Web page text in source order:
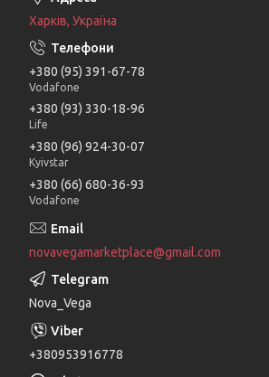
Харків, Україна
+380 (95) 391-67-78
Vodafone
+380 (93) 330-18-96
Life
+380 (96) 924-30-07
Kyivstar
+380 (66) 680-36-93
Vodafone
novavegamarketplace@gmail.com
Nova_Vega
+380953916778